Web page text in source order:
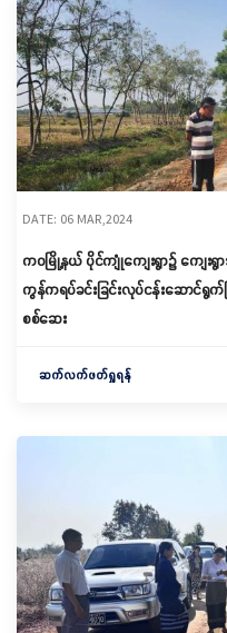
DATE: 06 MAR,2024
ကဝမြို့နယ် ပိုင်ကျုံကျေးရွာ၌ ကျေးရွ
ကွန်ကရပ်ခင်းခြင်းလုပ်ငန်းဆောင်ရွက်ပ
စစ်ဆေး
ဆက်လက်ဖတ်ရှုရန်